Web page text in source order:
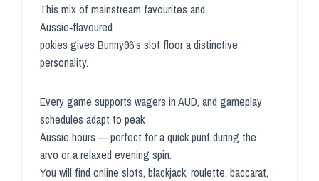
This mix of mainstream favourites and
Aussie‑flavoured
pokies gives Bunny96’s slot floor a distinctive
personality.
Every game supports wagers in AUD, and gameplay
schedules adapt to peak
Aussie hours — perfect for a quick punt during the
arvo or a relaxed evening spin.
You will find online slots, blackjack, roulette, baccarat,